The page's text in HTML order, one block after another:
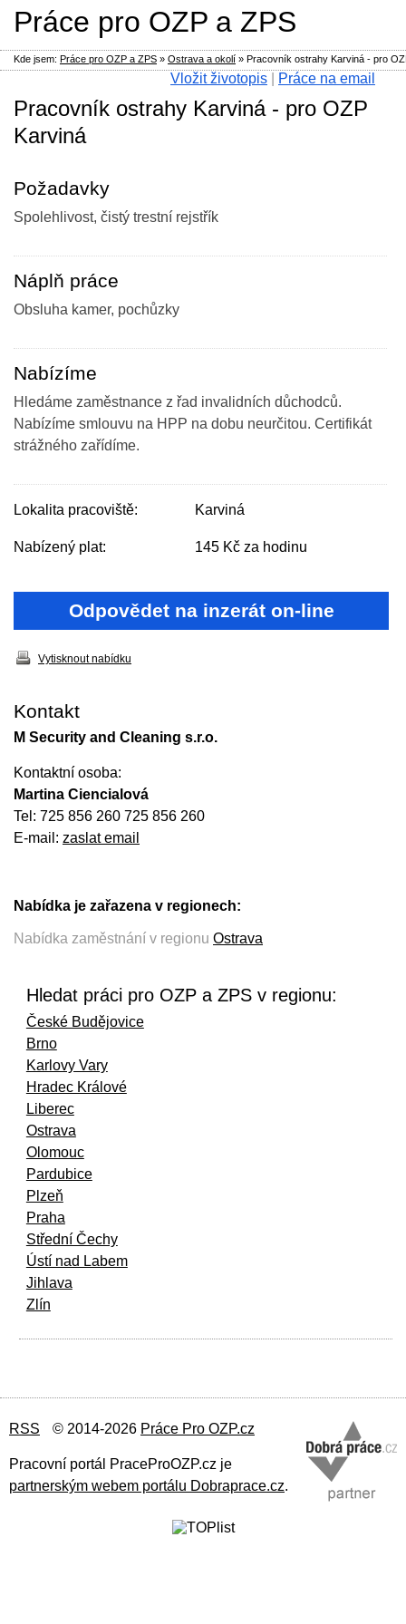
Pracovník ostrahy Karviná - pro OZP
Karviná
Požadavky
Spolehlivost, čistý trestní rejstřík
Náplň práce
Obsluha kamer, pochůzky
Nabízíme
Hledáme zaměstnance z řad invalidních důchodců.
Nabízíme smlouvu na HPP na dobu neurčitou. Certifikát
strážného zařídíme.
Lokalita pracoviště: Karviná
Nabízený plat: 145 Kč za hodinu
Odpovědet na inzerát on-line
Vytisknout nabídku
Kontakt
M Security and Cleaning s.r.o.
Kontaktní osoba:
Martina Ciencialová
Tel: 725 856 260 725 856 260
E-mail: zaslat email
Nabídka je zařazena v regionech:
Nabídka zaměstnání v regionu Ostrava
Hledat práci pro OZP a ZPS v regionu:
České Budějovice
Brno
Karlovy Vary
Hradec Králové
Liberec
Ostrava
Olomouc
Pardubice
Plzeň
Praha
Střední Čechy
Ústí nad Labem
Jihlava
Zlín
Práce pro OZP a ZPS
Vložit životopis Práce na email
RSS © 2014-2026 Práce Pro OZP.cz
Pracovní portál PraceProOZP.cz je
partnerským webem portálu Dobraprace.cz.
Kde jsem: Práce pro OZP a ZPS » Ostrava a okolí » Pracovník ostrahy Karviná - pro